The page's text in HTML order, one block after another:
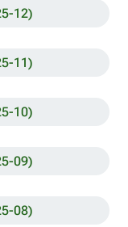
12)
11)
10)
09)
08)